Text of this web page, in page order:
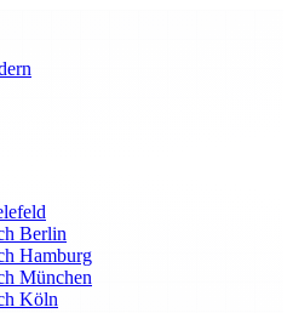
Berlin
Hamburg
München
Köln